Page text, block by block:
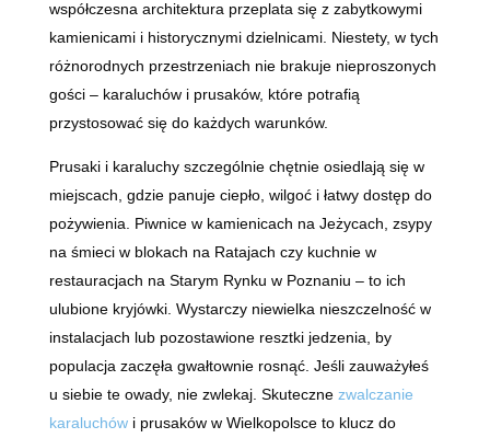
współczesna architektura przeplata się z zabytkowymi
kamienicami i historycznymi dzielnicami. Niestety, w tych
różnorodnych przestrzeniach nie brakuje nieproszonych
gości – karaluchów i prusaków, które potrafią
przystosować się do każdych warunków.
Prusaki i karaluchy szczególnie chętnie osiedlają się w
miejscach, gdzie panuje ciepło, wilgoć i łatwy dostęp do
pożywienia. Piwnice w kamienicach na Jeżycach, zsypy
na śmieci w blokach na Ratajach czy kuchnie w
restauracjach na Starym Rynku w Poznaniu – to ich
ulubione kryjówki. Wystarczy niewielka nieszczelność w
instalacjach lub pozostawione resztki jedzenia, by
populacja zaczęła gwałtownie rosnąć. Jeśli zauważyłeś
u siebie te owady, nie zwlekaj. Skuteczne zwalczanie
karaluchówi prusaków w Wielkopolsce to klucz do